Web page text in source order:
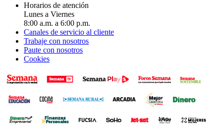
Horarios de atención
Lunes a Viernes
8:00 a.m. a 6:00 p.m.
Canales de servicio al cliente
Trabaje con nosotros
Paute con nosotros
Cookies